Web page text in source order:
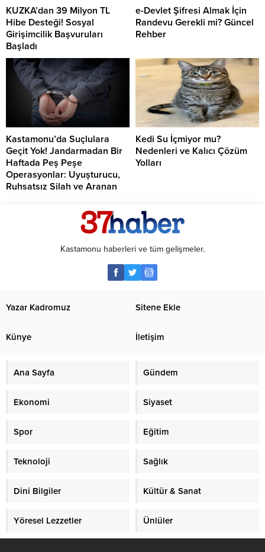
KUZKA’dan 39 Milyon TL
Hibe Desteği! Sosyal
Girişimcilik Başvuruları
Başladı
e-Devlet Şifresi Almak İçin
Randevu Gerekli mi? Güncel
Rehber
Kastamonu’da Suçlulara
Geçit Yok! Jandarmadan Bir
Haftada Peş Peşe
Operasyonlar: Uyuşturucu,
Ruhsatsız Silah ve Aranan
Kedi Su İçmiyor mu?
Nedenleri ve Kalıcı Çözüm
Yolları
Kastamonu haberleri ve tüm gelişmeler.
Yazar Kadromuz Sitene Ekle
Künye İletişim
Ana Sayfa Gündem
Ekonomi Siyaset
Spor Eğitim
Teknoloji Sağlık
Dini Bilgiler Kültür & Sanat
Yöresel Lezzetler Ünlüler